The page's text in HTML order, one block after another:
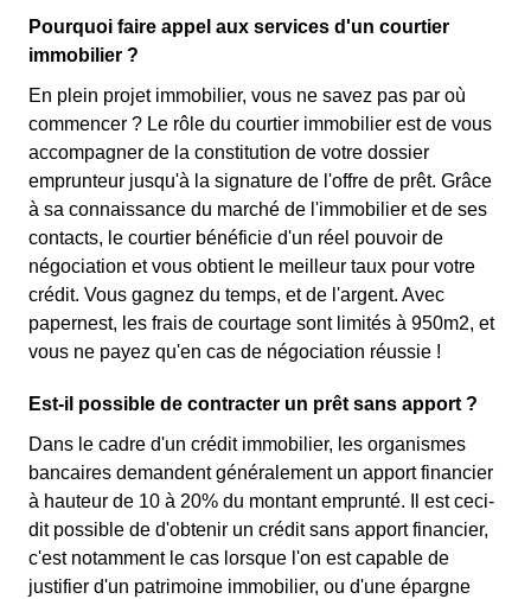
Pourquoi faire appel aux services d'un courtier
immobilier ?
En plein projet immobilier, vous ne savez pas par où
commencer ? Le rôle du courtier immobilier est de vous
accompagner de la constitution de votre dossier
emprunteur jusqu'à la signature de l'offre de prêt. Grâce
à sa connaissance du marché de l'immobilier et de ses
contacts, le courtier bénéficie d'un réel pouvoir de
négociation et vous obtient le meilleur taux pour votre
crédit. Vous gagnez du temps, et de l'argent. Avec
papernest, les frais de courtage sont limités à 950m2, et
vous ne payez qu'en cas de négociation réussie !
Est-il possible de contracter un prêt sans apport ?
Dans le cadre d'un crédit immobilier, les organismes
bancaires demandent généralement un apport financier
à hauteur de 10 à 20% du montant emprunté. Il est ceci-
dit possible de d'obtenir un crédit sans apport financier,
c'est notamment le cas lorsque l'on est capable de
justifier d'un patrimoine immobilier, ou d'une épargne